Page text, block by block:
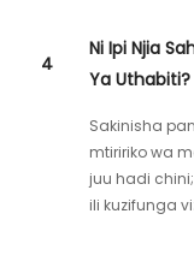
4
Ni Ipi Njia
Ya Uthabiti?
Sakinisha
mtiririko wa
juu hadi
ili kuzifunga